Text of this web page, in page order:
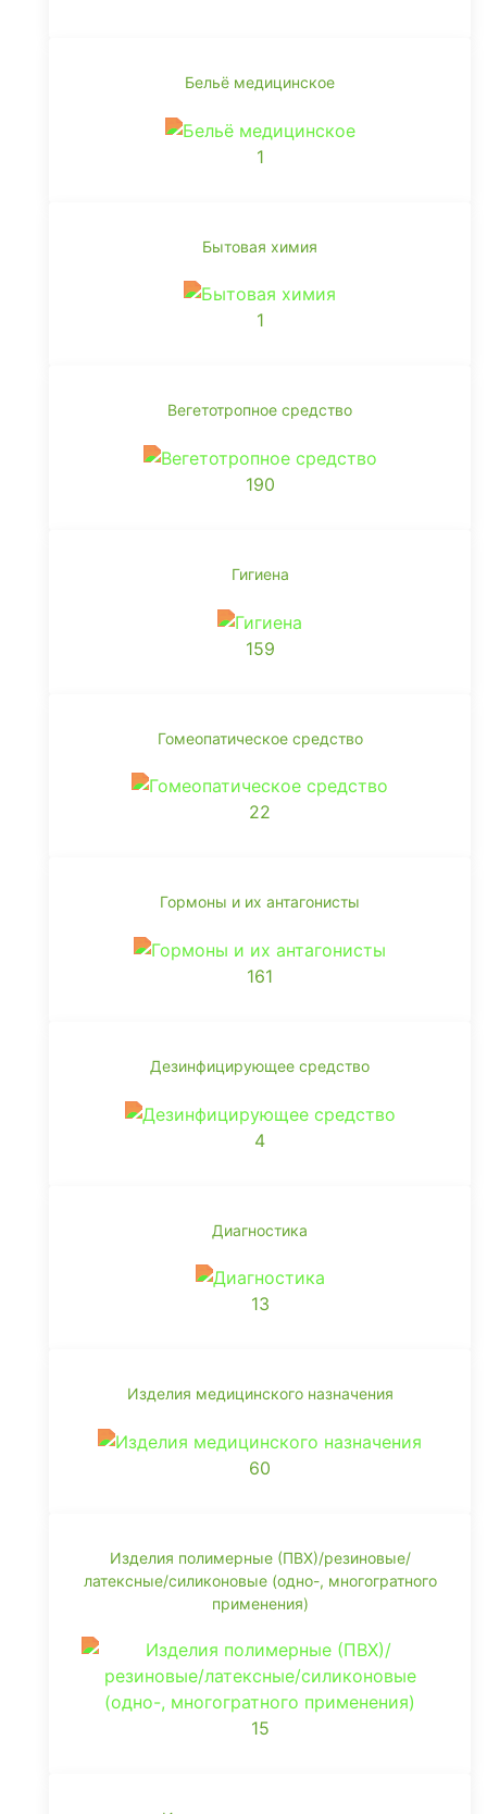
Бельё медицинское
1
Бытовая химия
1
Вегетотропное средство
190
Гигиена
159
Гомеопатическое средство
22
Гормоны и их антагонисты
161
Дезинфицирующее средство
4
Диагностика
13
Изделия медицинского назначения
60
Изделия полимерные (ПВХ)/резиновые/
латексные/силиконовые (одно-, многогратного
применения)
15